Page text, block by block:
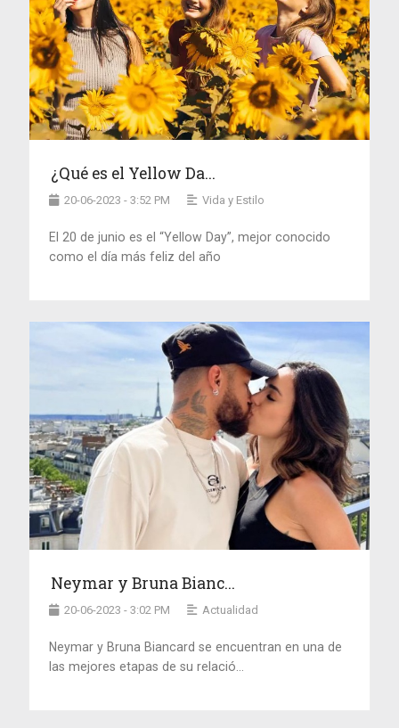
¿Qué es el Yellow Da...
20-06-2023 - 3:52 PM Vida y Estilo
El 20 de junio es el “Yellow Day”, mejor conocido
como el día más feliz del año
Neymar y Bruna Bianc...
20-06-2023 - 3:02 PM Actualidad
Neymar y Bruna Biancard se encuentran en una de
las mejores etapas de su relació...